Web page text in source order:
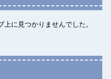
に見つかりませんでした。